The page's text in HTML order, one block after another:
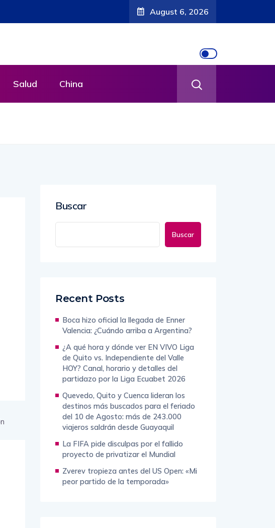
August 6, 2026
Salud China
Buscar
Buscar
Recent Posts
Boca hizo oficial la llegada de Enner
Valencia: ¿Cuándo arriba a Argentina?
¿A qué hora y dónde ver EN VIVO Liga
de Quito vs. Independiente del Valle
HOY? Canal, horario y detalles del
partidazo por la Liga Ecuabet 2026
Quevedo, Quito y Cuenca lideran los
destinos más buscados para el feriado
del 10 de Agosto: más de 243.000
viajeros saldrán desde Guayaquil
La FIFA pide disculpas por el fallido
proyecto de privatizar el Mundial
Zverev tropieza antes del US Open: «Mi
peor partido de la temporada»